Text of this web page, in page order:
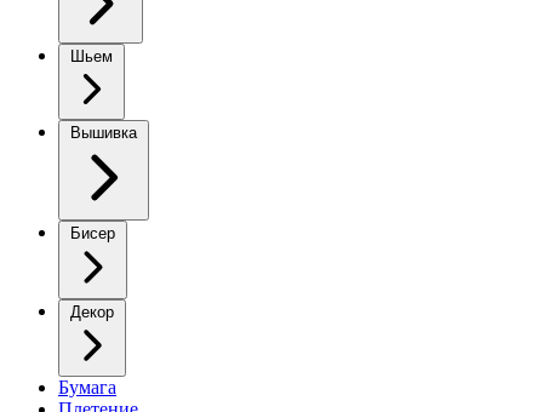
Шьем
Вышивка
Бисер
Декор
Бумага